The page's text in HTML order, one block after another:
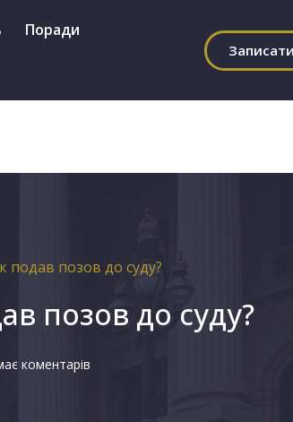
Поради
позов до суду?
позов до суду?
коментарів